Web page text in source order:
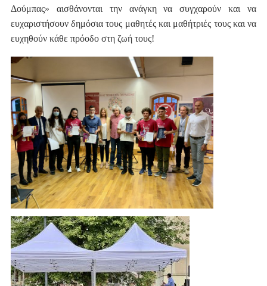
Δούμπας» αισθάνονται την ανάγκη να συγχαρούν και να
ευχαριστήσουν δημόσια τους μαθητές και μαθήτριές τους και να
ευχηθούν κάθε πρόοδο στη ζωή τους!